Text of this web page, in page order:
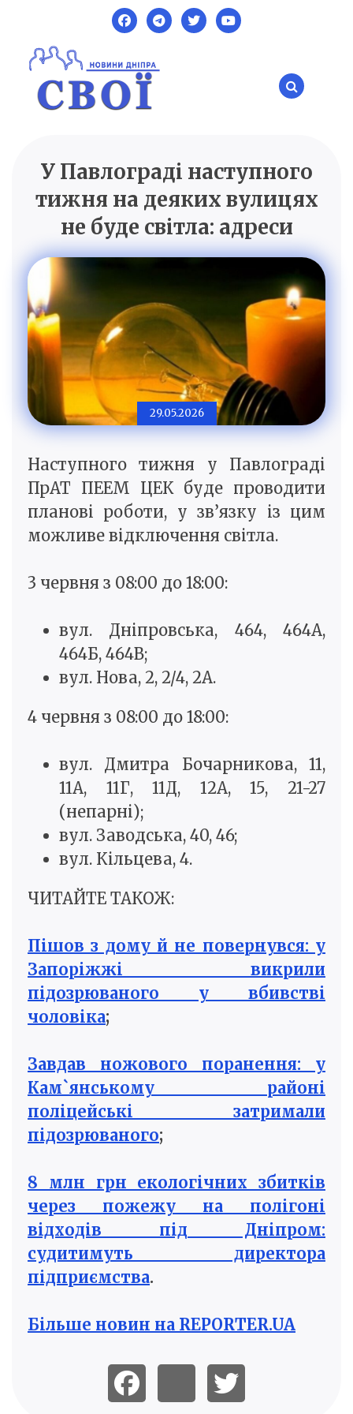
content
SVOI.DP.UA
Новини Дніпра
У Павлограді наступного
тижня на деяких вулицях
не буде світла: адреси
29.05.2026
Наступного тижня у Павлограді
ПрАТ ПЕЕМ ЦЕК буде проводити
планові роботи, у зв’язку із цим
можливе відключення світла.
3 червня з 08:00 до 18:00:
вул. Дніпровська, 464, 464А,
464Б, 464В;
вул. Нова, 2, 2/4, 2А.
4 червня з 08:00 до 18:00:
вул. Дмитра Бочарникова, 11,
11А, 11Г, 11Д, 12А, 15, 21-27
(непарні);
вул. Заводська, 40, 46;
вул. Кільцева, 4.
ЧИТАЙТЕ ТАКОЖ:
Пішов з дому й не повернувся: у
Запоріжжі викрили
підозрюваного у вбивстві
чоловіка;
Завдав ножового поранення: у
Кам`янському районі
поліцейські затримали
підозрюваного;
8 млн грн екологічних збитків
через пожежу на полігоні
відходів під Дніпром:
судитимуть директора
підприємства.
Більше новин на REPORTER.UA